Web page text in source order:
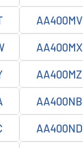
AA400MV
AA400MX
AA400MZ
AA400NB
AA400ND